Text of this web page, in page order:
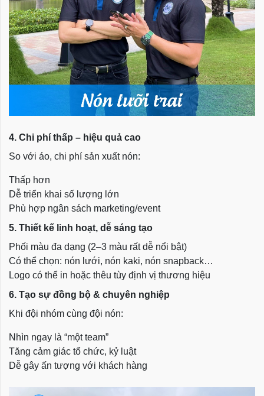
4. Chi phí thấp – hiệu quả cao
So với áo, chi phí sản xuất nón:
Thấp hơn
Dễ triển khai số lượng lớn
Phù hợp ngân sách marketing/event
5. Thiết kế linh hoạt, dễ sáng tạo
Phối màu đa dạng (2–3 màu rất dễ nổi bật)
Có thể chọn: nón lưới, nón kaki, nón snapback…
Logo có thể in hoặc thêu tùy định vị thương hiệu
6. Tạo sự đồng bộ & chuyên nghiệp
Khi đội nhóm cùng đội nón:
Nhìn ngay là “một team”
Tăng cảm giác tổ chức, kỷ luật
Dễ gây ấn tượng với khách hàng